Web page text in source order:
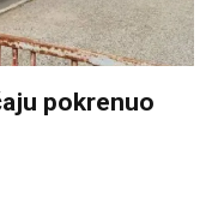
pokrenuo